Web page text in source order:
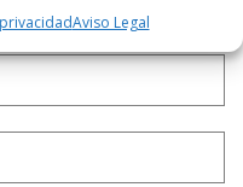
Aviso Legal